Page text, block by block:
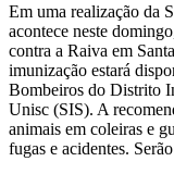
Em uma realização da
acontece neste
contra a Raiva em
imunização estará
Bombeiros do Distrito
Unisc (SIS). A
animais em coleiras e
fugas e acidentes.